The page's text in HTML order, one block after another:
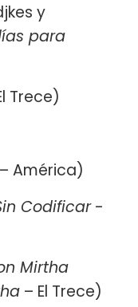
y
para
Trece)
América)
Codificar-
Mirtha
– El Trece)